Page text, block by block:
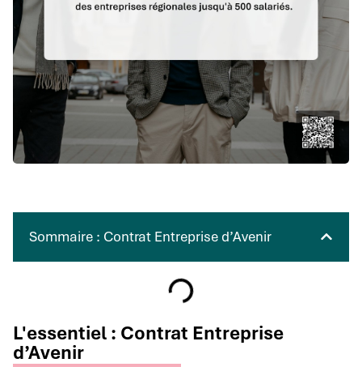
Sommaire : Contrat Entreprise d’Avenir
L'essentiel : Contrat Entreprise
d’Avenir